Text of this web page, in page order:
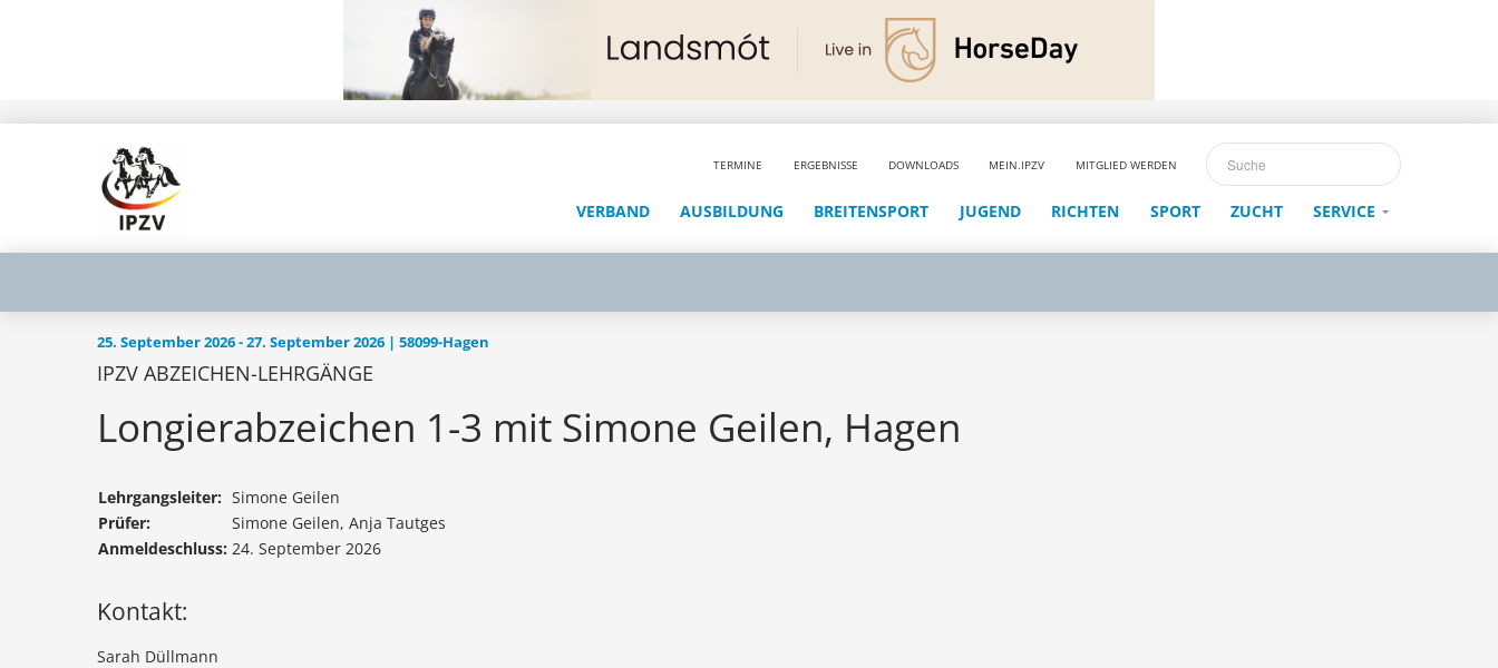
TERMINE ERGEBNISSE DOWNLOADS MEIN.IPZV MITGLIED WERDEN
VERBAND AUSBILDUNG BREITENSPORT JUGEND RICHTEN SPORT ZUCHT SERVICE
25. September 2026 - 27. September 2026 | 58099-Hagen
IPZV ABZEICHEN-LEHRGÄNGE
Longierabzeichen 1-3 mit Simone Geilen, Hagen
Lehrgangsleiter: Simone Geilen
Prüfer:
Simone Geilen, Anja Tautges
Anmeldeschluss: 24. September 2026
Kontakt:
Sarah Düllmann